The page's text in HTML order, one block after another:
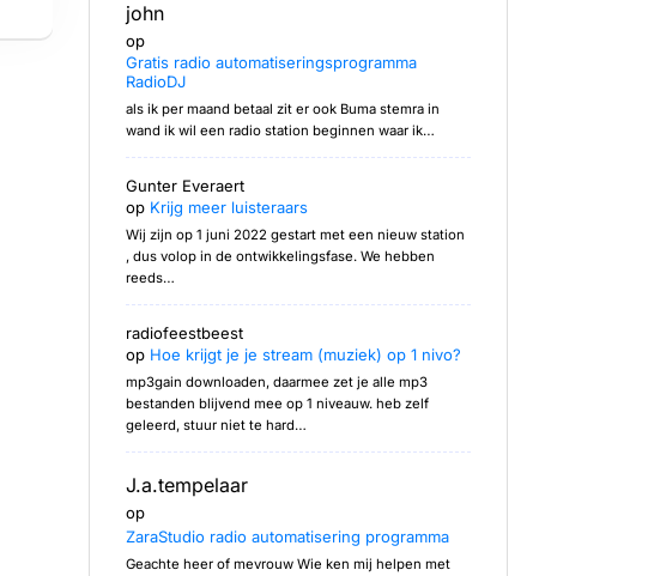
john
op
Gratis radio automatiseringsprogramma
RadioDJ
als ik per maand betaal zit er ook Buma stemra in
wand ik wil een radio station beginnen waar ik…
Gunter Everaert
op Krijg meer luisteraars
Wij zijn op 1 juni 2022 gestart met een nieuw station
, dus volop in de ontwikkelingsfase. We hebben
reeds…
radiofeestbeest
op Hoe krijgt je je stream (muziek) op 1 nivo?
mp3gain downloaden, daarmee zet je alle mp3
bestanden blijvend mee op 1 niveauw. heb zelf
geleerd, stuur niet te hard…
J.a.tempelaar
op
ZaraStudio radio automatisering programma
Geachte heer of mevrouw Wie ken mij helpen met